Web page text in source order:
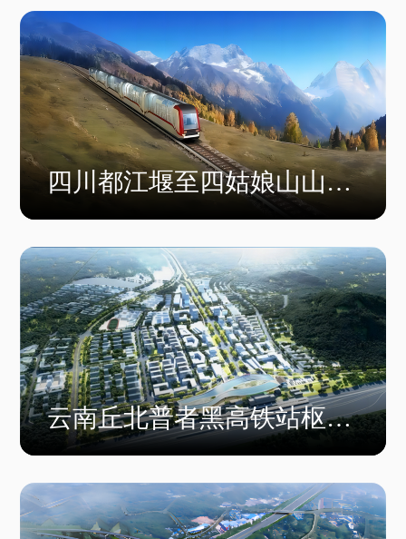
四川都江堰至四姑娘山山地
轨道交通
云南丘北普者黑高铁站枢纽
站项目一期